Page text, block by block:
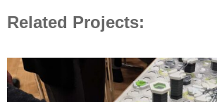
Related Projects: